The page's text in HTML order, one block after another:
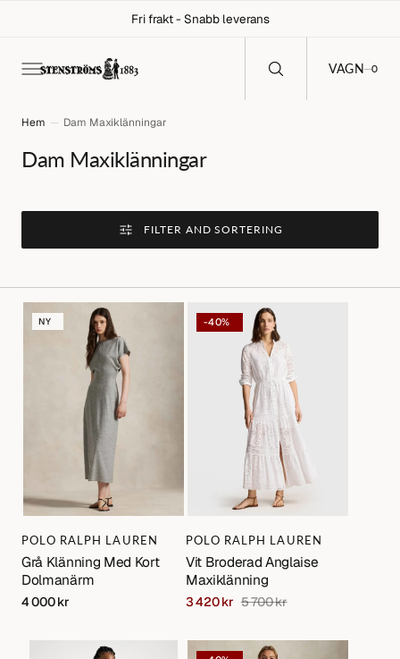
Fri frakt - Snabb leverans
VAGN 0
Hem Dam Maxiklänningar
Collection:
Dam Maxiklänningar
FILTER AND SORTERING
Grå
Klänning
dolmanärm
NY
Varumärke:
POLO RALPH LAUREN
Grå Klänning Med Kort
Dolmanärm
Regular
4 000 kr
Vit
Broderad
Anglaise
Maxiklänning
-40%
Varumärke:
POLO RALPH LAUREN
Vit Broderad Anglaise
Maxiklänning
Sale
3 420 kr Regular
5 700 kr
Mörkbrun